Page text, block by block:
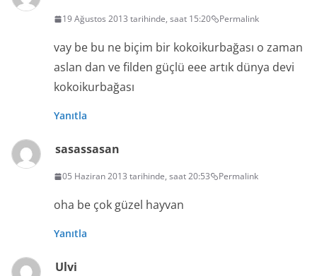
19 Ağustos 2013 tarihinde, saat 15:20 Permalink
vay be bu ne biçim bir kokoikurbağası o zaman
aslan dan ve filden güçlü eee artık dünya devi
kokoikurbağası
Yanıtla
sasassasan
05 Haziran 2013 tarihinde, saat 20:53 Permalink
oha be çok güzel hayvan
Yanıtla
Ulvi